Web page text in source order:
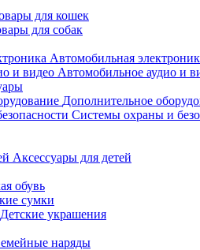
для кошек
для собак
Автомобильная
Автомобильное аудио и
Дополнительное
Системы охраны и
Аксессуары для детей
обувь
сумки
Детские украшения
наряды